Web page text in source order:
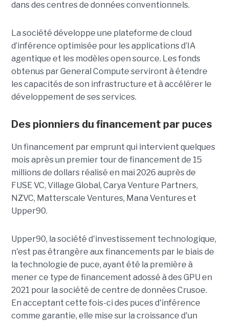
dans des centres de données conventionnels.
La société développe une plateforme de cloud
d’inférence optimisée pour les applications d’IA
agentique et les modèles open source. Les fonds
obtenus par General Compute serviront à étendre
les capacités de son infrastructure et à accélérer le
développement de ses services.
Des pionniers du financement par puces
Un financement par emprunt qui intervient quelques
mois après un premier tour de financement de 15
millions de dollars réalisé en mai 2026 auprès de
FUSE VC, Village Global, Carya Venture Partners,
NZVC, Matterscale Ventures, Mana Ventures et
Upper90.
Upper90, la société d'investissement technologique,
n'est pas étrangère aux financements par le biais de
la technologie de puce, ayant été la première à
mener ce type de financement adossé à des GPU en
2021 pour la société de centre de données Crusoe.
En acceptant cette fois-ci des puces d'inférence
comme garantie, elle mise sur la croissance d'un